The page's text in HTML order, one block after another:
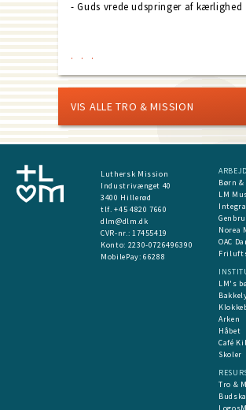
- Guds vrede udspringer af kærlighed
VIS ALLE TRO & MISSION
Luthersk Mission
Industrivænget 40
3400 Hillerød
tlf. +45 4820 7660
dlm@dlm.dk
CVR-nr.: 17455419
​Konto: 2230-0726496390
MobilePay:66288
Børn &
LM
Norea
OAC
LM's
Arken
Håbet
Café
Skoler
Tro &